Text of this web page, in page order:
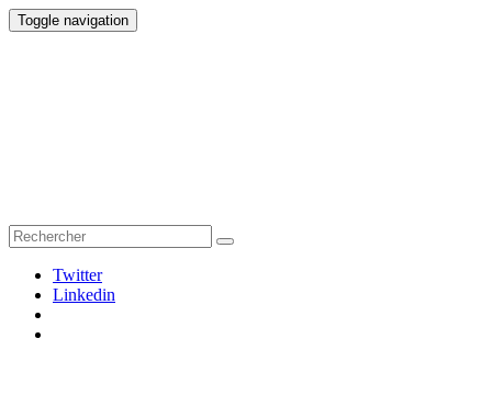
Toggle navigation
Twitter
Linkedin